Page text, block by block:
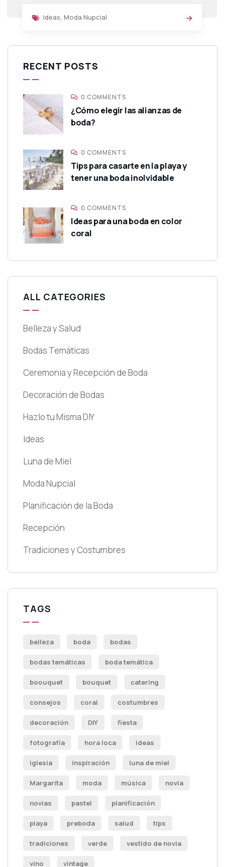
Ideas, Moda Nupcial
RECENT POSTS
0 COMMENTS
¿Cómo elegir las alianzas de
boda?
0 COMMENTS
Tips para casarte en la playa y
tener una boda inolvidable
0 COMMENTS
Ideas para una boda en color
coral
ALL CATEGORIES
Belleza y Salud
Bodas Temáticas
Ceremonia y Recepción de Boda
Decoración de Bodas
Hazlo tu Misma DIY
Ideas
Luna de Miel
Moda Nupcial
Planificación de la Boda
Recepción
Tradiciones y Costumbres
TAGS
belleza boda bodas
bodas temáticas boda temática
boouquet bouquet catering
consejos coral costumbres
decoración DIY fiesta
fotografía hora loca ideas
iglesia inspiración luna de miel
Margarita moda música novia
novias pastel planificación
playa preboda salud tips
tradiciones verde vestido de novia
vino vintage